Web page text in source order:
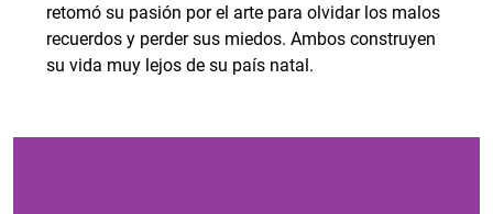
retomó su pasión por el arte para olvidar los malos
recuerdos y perder sus miedos. Ambos construyen
su vida muy lejos de su país natal.